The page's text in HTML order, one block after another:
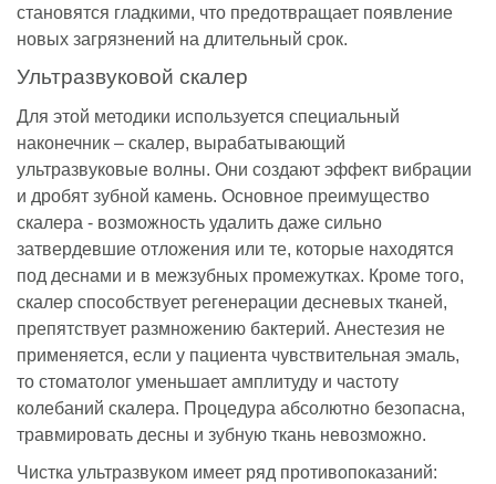
становятся гладкими, что предотвращает появление
новых загрязнений на длительный срок.
Ультразвуковой скалер
Для этой методики используется специальный
наконечник – скалер, вырабатывающий
ультразвуковые волны. Они создают эффект вибрации
и дробят зубной камень. Основное преимущество
скалера - возможность удалить даже сильно
затвердевшие отложения или те, которые находятся
под деснами и в межзубных промежутках. Кроме того,
скалер способствует регенерации десневых тканей,
препятствует размножению бактерий. Анестезия не
применяется, если у пациента чувствительная эмаль,
то стоматолог уменьшает амплитуду и частоту
колебаний скалера. Процедура абсолютно безопасна,
травмировать десны и зубную ткань невозможно.
Чистка ультразвуком имеет ряд противопоказаний: